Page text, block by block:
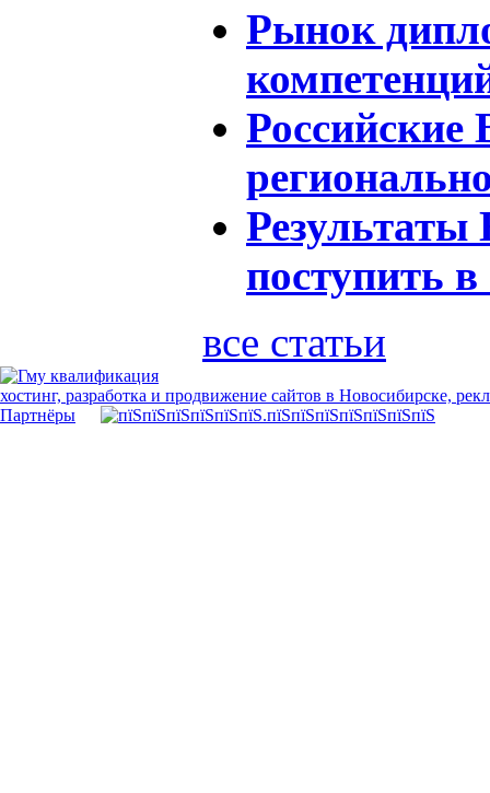
Рынок
поступить
все статьи
хостинг, разработка и продвижение сайтов в Новосибирске,
Партнёры